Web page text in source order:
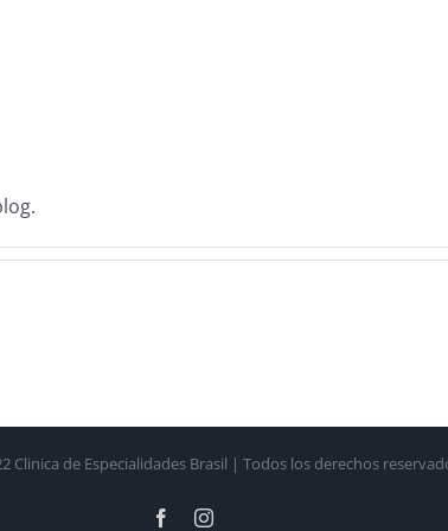
Clinica de Especialidades Brasil | Todos los derechos
FacebookInstagram